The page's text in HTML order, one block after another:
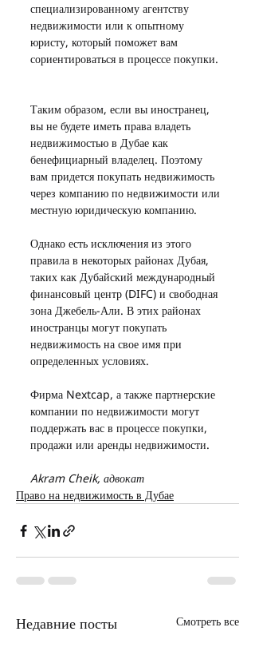
специализированному агентству
недвижимости или к опытному
юристу, который поможет вам
сориентироваться в процессе покупки.
Таким образом, если вы иностранец,
вы не будете иметь права владеть
недвижимостью в Дубае как
бенефициарный владелец. Поэтому
вам придется покупать недвижимость
через компанию по недвижимости или
местную юридическую компанию.
Однако есть исключения из этого
правила в некоторых районах Дубая,
таких как Дубайский международный
финансовый центр (DIFC) и свободная
зона Джебель-Али. В этих районах
иностранцы могут покупать
недвижимость на свое имя при
определенных условиях.
Фирма Nextcap, а также партнерские
компании по недвижимости могут
поддержать вас в процессе покупки,
продажи или аренды недвижимости.
Akram Cheik, адвокат
Право на недвижимость в Дубае
Недавние посты Смотреть все